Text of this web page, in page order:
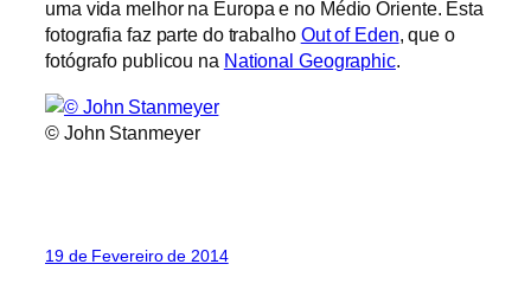
uma vida melhor na Europa e no Médio Oriente. Esta
fotografia faz parte do trabalho Out of Eden, que o
fotógrafo publicou na National Geographic.
© John Stanmeyer
19 de Fevereiro de 2014